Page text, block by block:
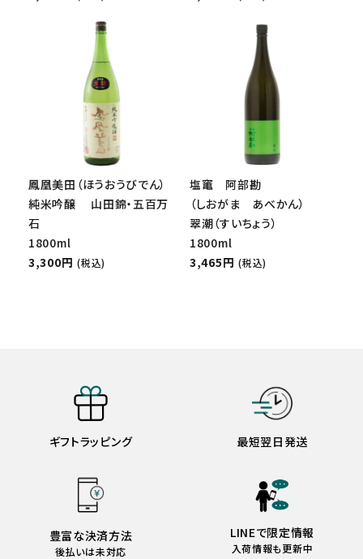
鳳凰美田（ほうおうびでん）
純米吟醸 山田錦・五百万
石
1800ml
3,300円 (税込)
塩竃 阿部勘
（しおがま あべかん）
翠潮（すいちょう）
1800ml
3,465円 (税込)
ギフトラッピング 最短翌日発送
豊富な決済方法
後払いは未対応
LINEで限定情報
入荷情報も更新中